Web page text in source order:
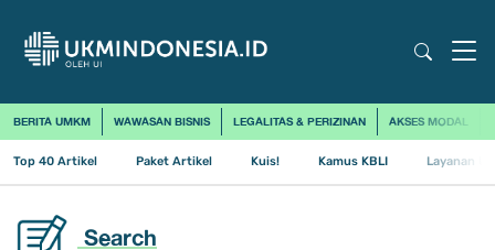
BERITA UMKM WAWASAN BISNIS LEGALITAS & PERIZINAN AKSES MODAL
Top 40 Artikel Paket Artikel Kuis! Kamus KBLI Layanan
Search